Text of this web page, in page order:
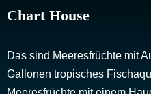
Chart House
Das sind Meeresfrüchte mit
Gallonen tropisches